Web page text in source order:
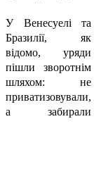
У Венесуелі та
Бразилії, як
відомо, уряди
пішли зворотнім
шляхом: не
приватизовували,
а забирали